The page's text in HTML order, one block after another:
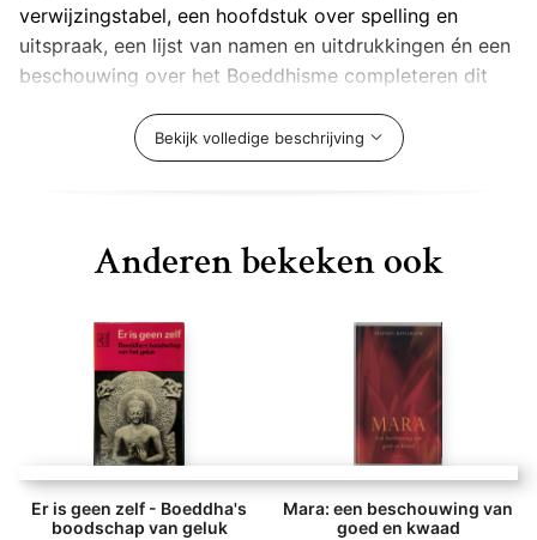
verwijzingstabel, een hoofdstuk over spelling en
uitspraak, een lijst van namen en uitdrukkingen én een
beschouwing over het Boeddhisme completeren dit
Bekijk volledige beschrijving
Anderen bekeken ook
Er is geen zelf - Boeddha's
boodschap van geluk
Mara: een beschouwing van
goed en kwaad